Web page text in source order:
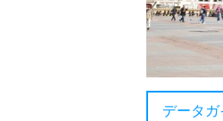
データガ